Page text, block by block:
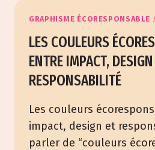
GRAPHISME ÉCORESPONSABLE /
LES COULEURS
ENTRE IMPACT,
RESPONSABILITÉ
Les couleurs
impact, design et
parler de “couleurs